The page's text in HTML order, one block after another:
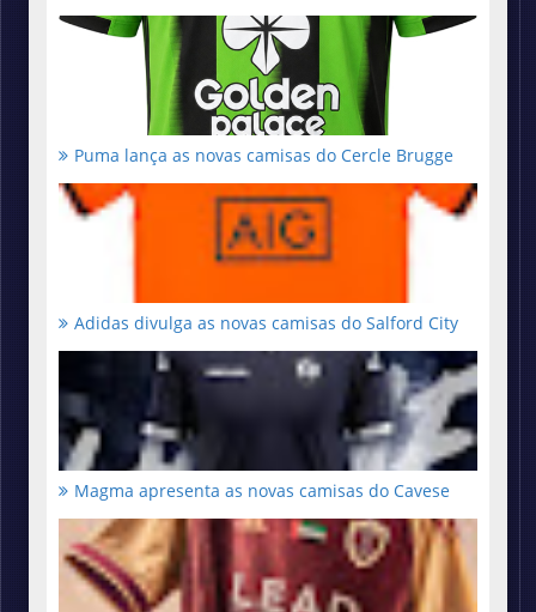
Puma lança as novas camisas do Cercle Brugge
Adidas divulga as novas camisas do Salford City
Magma apresenta as novas camisas do Cavese